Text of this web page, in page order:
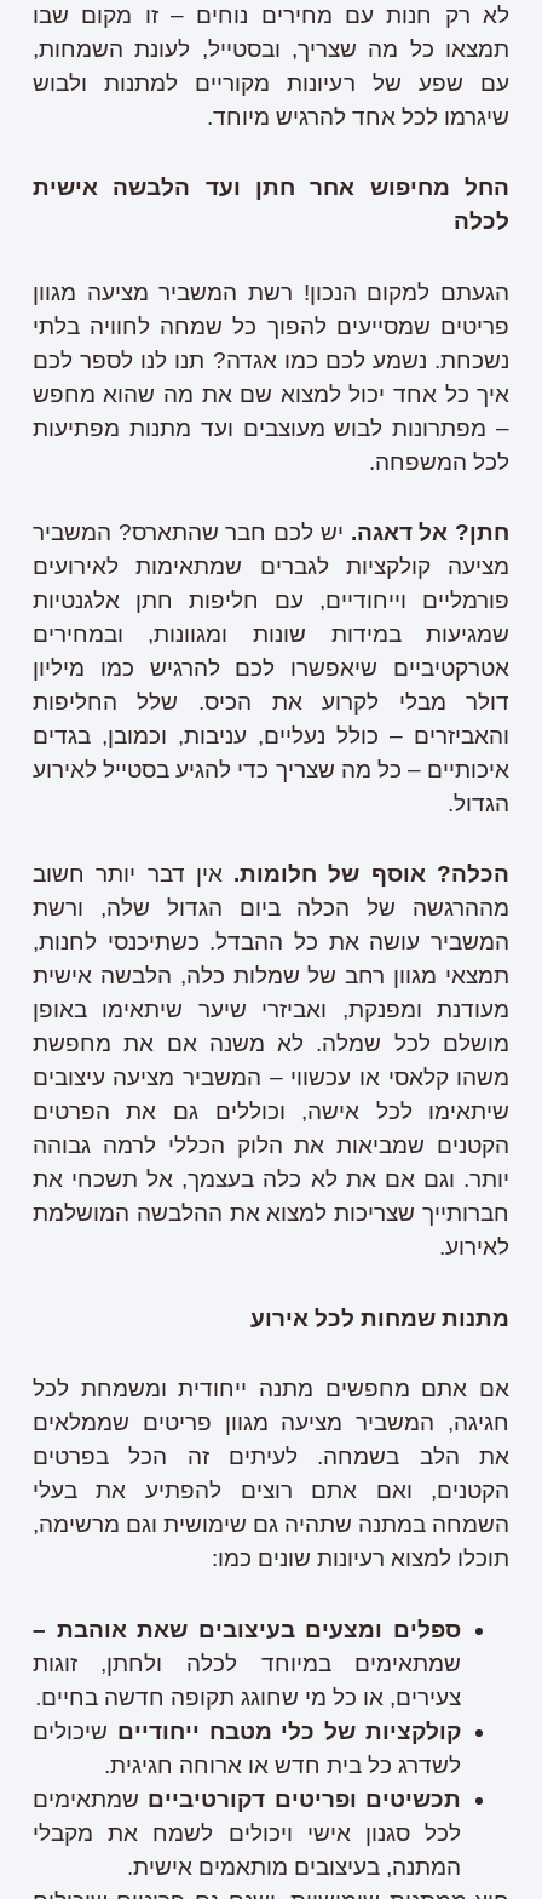
לא רק חנות עם מחירים נוחים – זו מקום שבו
תמצאו כל מה שצריך, ובסטייל, לעונת השמחות,
עם שפע של רעיונות מקוריים למתנות ולבוש
שיגרמו לכל אחד להרגיש מיוחד.
החל מחיפוש אחר חתן ועד הלבשה אישית
לכלה
הגעתם למקום הנכון! רשת המשביר מציעה מגוון
פריטים שמסייעים להפוך כל שמחה לחוויה בלתי
נשכחת. נשמע לכם כמו אגדה? תנו לנו לספר לכם
איך כל אחד יכול למצוא שם את מה שהוא מחפש
– מפתרונות לבוש מעוצבים ועד מתנות מפתיעות
לכל המשפחה.
חתן? אל דאגה. יש לכם חבר שהתארס? המשביר
מציעה קולקציות לגברים שמתאימות לאירועים
פורמליים וייחודיים, עם חליפות חתן אלגנטיות
שמגיעות במידות שונות ומגוונות, ובמחירים
אטרקטיביים שיאפשרו לכם להרגיש כמו מיליון
דולר מבלי לקרוע את הכיס. שלל החליפות
והאביזרים – כולל נעליים, עניבות, וכמובן, בגדים
איכותיים – כל מה שצריך כדי להגיע בסטייל לאירוע
הגדול.
הכלה? אוסף של חלומות. אין דבר יותר חשוב
מההרגשה של הכלה ביום הגדול שלה, ורשת
המשביר עושה את כל ההבדל. כשתיכנסי לחנות,
תמצאי מגוון רחב של שמלות כלה, הלבשה אישית
מעודנת ומפנקת, ואביזרי שיער שיתאימו באופן
מושלם לכל שמלה. לא משנה אם את מחפשת
משהו קלאסי או עכשווי – המשביר מציעה עיצובים
שיתאימו לכל אישה, וכוללים גם את הפרטים
הקטנים שמביאות את הלוק הכללי לרמה גבוהה
יותר. וגם אם את לא כלה בעצמך, אל תשכחי את
חברותייך שצריכות למצוא את ההלבשה המושלמת
לאירוע.
מתנות שמחות לכל אירוע
אם אתם מחפשים מתנה ייחודית ומשמחת לכל
חגיגה, המשביר מציעה מגוון פריטים שממלאים
את הלב בשמחה. לעיתים זה הכל בפרטים
הקטנים, ואם אתם רוצים להפתיע את בעלי
השמחה במתנה שתהיה גם שימושית וגם מרשימה,
תוכלו למצוא רעיונות שונים כמו:
ספלים ומצעים בעיצובים שאת אוהבת –
שמתאימים במיוחד לכלה ולחתן, זוגות
צעירים, או כל מי שחוגג תקופה חדשה בחיים.
קולקציות של כלי מטבח ייחודיים שיכולים
לשדרג כל בית חדש או ארוחה חגיגית.
תכשיטים ופריטים דקורטיביים שמתאימים
לכל סגנון אישי ויכולים לשמח את מקבלי
המתנה, בעיצובים מותאמים אישית.